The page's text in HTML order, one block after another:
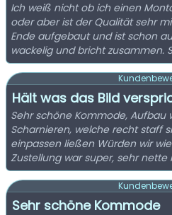
Ich weiß nicht ob ich einen
oder aber ist der Qualität sehr
Ende aufgebaut und ist schon
wackelig und bricht zusammen.
Hält was das Bild
Sehr schöne Kommode, Aufbau
Scharnieren, welche recht staff
einpassen ließen Würden wir wieder kaufen! Hermes-
Zustellung war super, sehr nette
Sehr schöne Kommode